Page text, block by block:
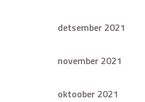
detsember 2021
november 2021
oktoober 2021